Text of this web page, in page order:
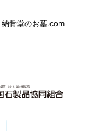
納骨堂のお墓.com